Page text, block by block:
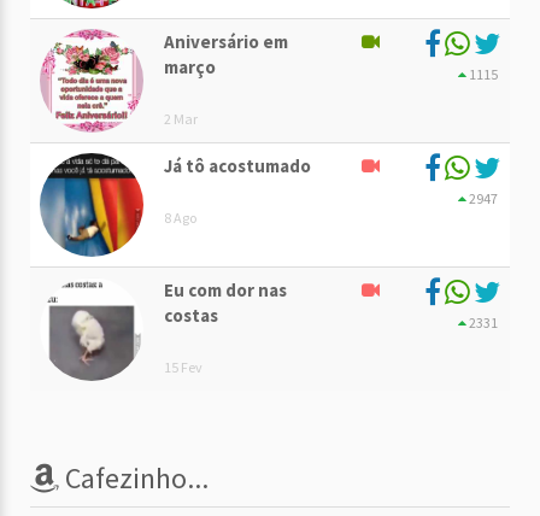
Aniversário em
março
2 Mar
1115
Já tô acostumado
8 Ago
2947
Eu com dor nas
costas
15 Fev
2331
Cafezinho...